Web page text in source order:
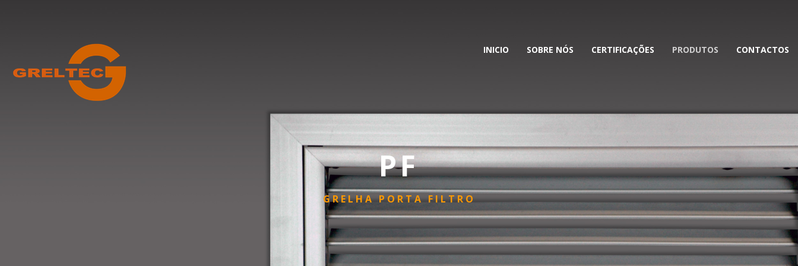
INICIO SOBRE NÓS CERTIFICAÇÕES PRODUTOS CONTACTOS
PF
GRELHA PORTA FILTRO